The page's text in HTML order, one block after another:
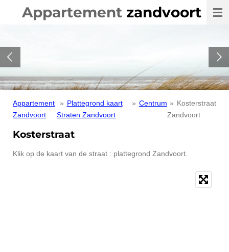
de
hoofdinhoud
Appartement zandvoort
Appartement
Zandvoort
» Plattegrond kaart
Straten Zandvoort
» Centrum » Kosterstraat
Zandvoort
Kosterstraat
Klik op de kaart van de straat : plattegrond Zandvoort.